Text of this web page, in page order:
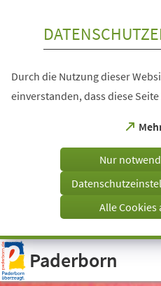
Visuelle
Assistenzsoftware
öffnen.
Durch die Nutzung dieser
einverstanden, dass diese
(Öffnet
einem
Tab)
Nur
Alle Cookies
Paderborn